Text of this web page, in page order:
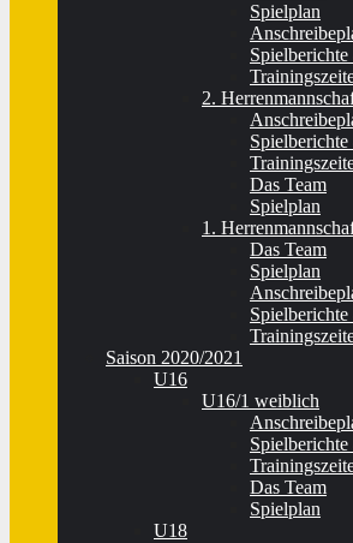
Spielplan
2.
Das Team
Spielplan
1.
Das Team
Spielplan
Saison 2020/2021
U16
U16/1 weiblich
Das Team
Spielplan
U18